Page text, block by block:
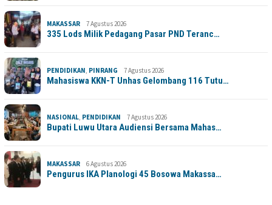
MAKASSAR 7 Agustus 2026
335 Lods Milik Pedagang Pasar PND Teranc…
PENDIDIKAN PINRANG 7 Agustus 2026
Mahasiswa KKN-T Unhas Gelombang 116 Tutu…
NASIONAL PENDIDIKAN 7 Agustus 2026
Bupati Luwu Utara Audiensi Bersama Mahas…
MAKASSAR 6 Agustus 2026
Pengurus IKA Planologi 45 Bosowa Makassa…